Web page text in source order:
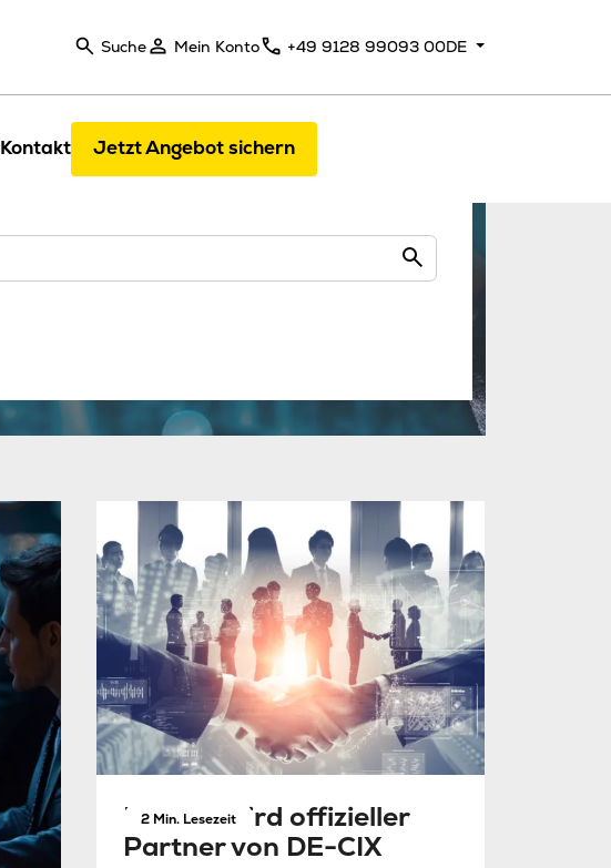
Suche Mein Konto +49 9128 99093 00DE
Kontakt Jetzt Angebot sichern
2 Min. Lesezeit
NorthC wird offizieller
Partner von DE-CIX